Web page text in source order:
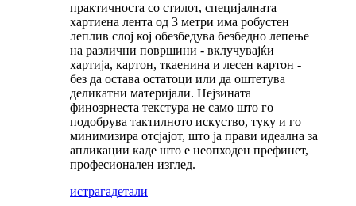
практичноста со стилот, специјалната
хартиена лента од 3 метри има робустен
леплив слој кој обезбедува безбедно лепење
на различни површини - вклучувајќи
хартија, картон, ткаенина и лесен картон -
без да остава остатоци или да оштетува
деликатни материјали. Нејзината
финозрнеста текстура не само што го
подобрува тактилното искуство, туку и го
минимизира отсјајот, што ја прави идеална за
апликации каде што е неопходен префинет,
професионален изглед.
истрагадетали